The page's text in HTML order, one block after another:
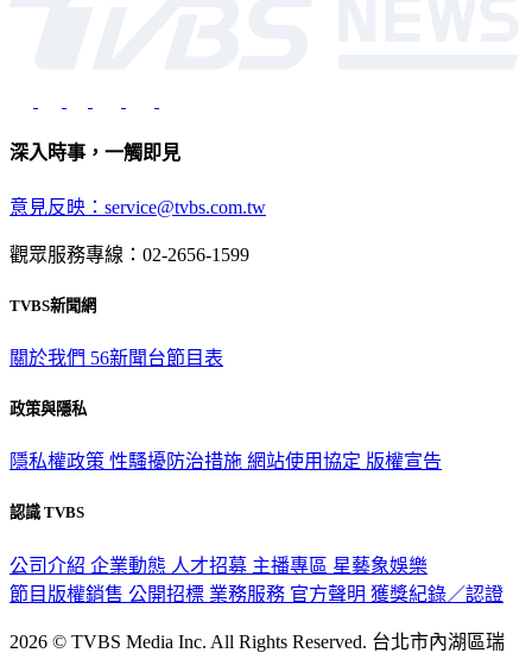
深入時事，一觸即見
意見反映：service@tvbs.com.tw
觀眾服務專線：02-2656-1599
TVBS新聞網
關於我們 56新聞台節目表
政策與隱私
隱私權政策 性騷擾防治措施 網站使用協定 版權宣告
認識 TVBS
公司介紹 企業動態 人才招募 主播專區 星藝象娛樂
節目版權銷售 公開招標 業務服務 官方聲明 獲獎紀錄／認證
2026 © TVBS Media Inc. All Rights Reserved. 台北市內湖區瑞